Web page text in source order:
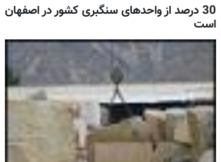
30 درصد از واحدهای سنگبری کشور در اصفهان
است